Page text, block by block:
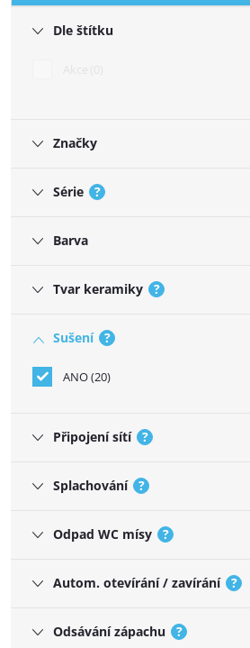
Dle štítku
Značky
Série ?
Barva
Tvar keramiky ?
Sušení ?
ANO 20
Připojení sítí ?
Splachování ?
Odpad WC mísy ?
Autom. otevírání / zavírání ?
Odsávání zápachu ?